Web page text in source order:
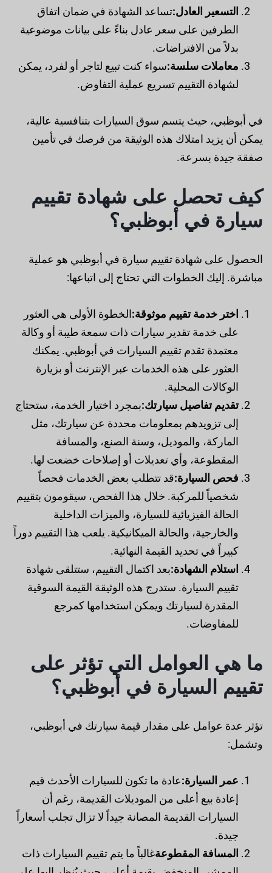
التسعير العادل:تساعد الشهادة في ضمان اتفاق
الطرفين على سعر عادل بناءً على بيانات موضوعية
بدلاً من الافتراضات.
معاملات سلسة:سواء كنت تبيع لتاجر أو لفرد، يمكن
لشهادة التقييم تسريع عملية التفاوض.
في أبوظبي، حيث يتسم سوق السيارات بتنافسية عالية،
يمكن أن يزيد امتلاك هذه الوثيقة من فرصك في تأمين
صفقة جيدة بسرعة.
كيف تحصل على شهادة تقييم
سيارة في أبوظبي؟
الحصول على شهادة تقييم سيارة في أبوظبي هو عملية
مباشرة. إليك الخطوات التي تحتاج إلى اتباعها:
اختر خدمة تقييم موثوقة:الخطوة الأولى هي العثور
على خدمة تقدير سيارات ذات سمعة طيبة أو وكالة
معتمدة تقدم تقييم السيارات في أبوظبي. يمكنك
العثور على هذه الخدمات عبر الإنترنت أو بزيارة
الوكالات المحلية.
تقديم تفاصيل سيارتك:بمجرد اختيار الخدمة، ستحتاج
إلى تزويدهم بمعلومات محددة عن سيارتك، مثل
الماركة، والموديل، وسنة الصنع، والمسافة
المقطوعة، وأي تعديلات أو إصلاحات خضعت لها.
فحص السيارة:قد تتطلب بعض الخدمات فحصاً
شخصياً للمركبة. خلال هذا الفحص، سيقومون بتقييم
الحالة الفيزيائية للسيارة، والميزات الداخلية
والخارجية، والحالة الميكانيكية. يلعب هذا التقييم دوراً
كبيراً في تحديد القيمة النهائية.
استلام الشهادة:بعد اكتمال التقييم، ستتلقى شهادة
تقييم السيارة. ستدرج هذه الوثيقة القيمة السوقية
المقدرة لسيارتك ويمكن استخدامها كمرجع
للمفاوضات.
ما هي العوامل التي تؤثر على
تقييم السيارة في أبوظبي؟
تؤثر عدة عوامل على مقدار قيمة سيارتك في أبوظبي،
وتشمل:
عمر السيارة:عادة ما تكون للسيارات الأحدث قيم
إعادة بيع أعلى من الموديلات القديمة، رغم أن
السيارات القديمة المصانة جيداً لا تزال تجلب أسعاراً
جيدة.
المسافة المقطوعةغالباً ما يتم تقييم السيارات ذات